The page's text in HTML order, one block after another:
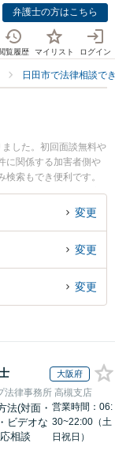
弁護士の方はこちら
覧履歴 マイリスト ログイン
日田市で法律相談で
した。初回面談無料や
に関係する加害者側や
索もでき便利です。
の柿木 大弁護士のプロ
す。『日田市で土日や
したい』などでお困り
変更
変更
変更
大阪府
法律事務所 高槻支店
法(対面・
ビデオな
相談
営業時間：06:
30~22:00（土
日祝日）